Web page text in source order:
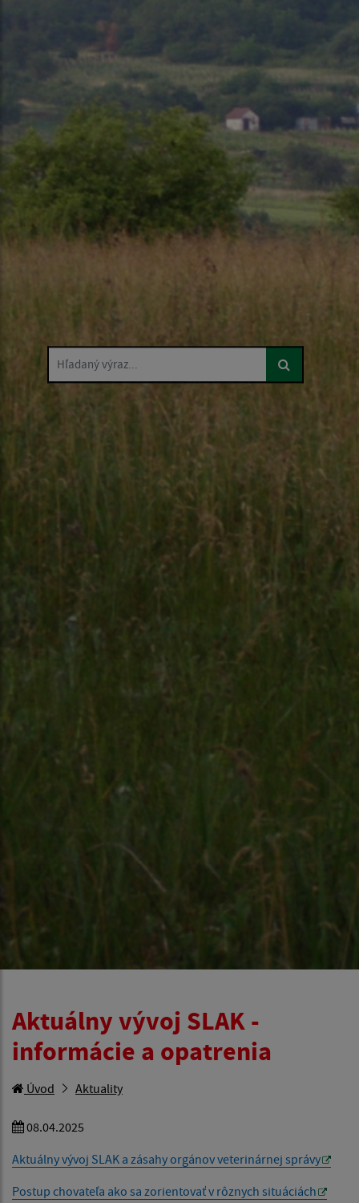
Hľadaný výraz...
Aktuálny vývoj SLAK -
informácie a opatrenia
Úvod Aktuality
08.04.2025
Aktuálny vývoj SLAK a zásahy orgánov veterinárnej správy
Postup chovateľa ako sa zorientovať v rôznych situáciách